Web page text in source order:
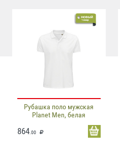
Рубашка поло мужская
Planet Men, белая
864 .00